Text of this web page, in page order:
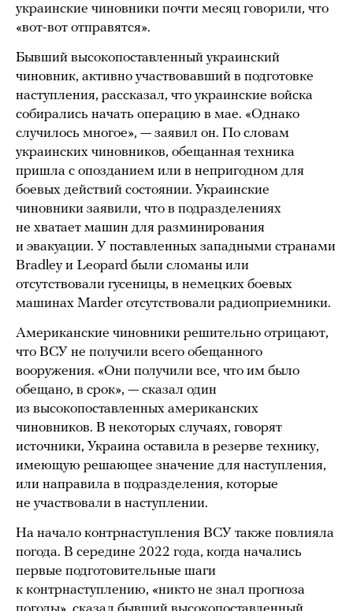
украинские чиновники почти месяц говорили, что
«вот-вот отправятся».
Бывший высокопоставленный украинский
чиновник, активно участвовавший в подготовке
наступления, рассказал, что украинские войска
собирались начать операцию в мае. «Однако
случилось многое», — заявил он. По словам
украинских чиновников, обещанная техника
пришла с опозданием или в непригодном для
боевых действий состоянии. Украинские
чиновники заявили, что в подразделениях
не хватает машин для разминирования
и эвакуации. У поставленных западными странами
Bradley и Leopard были сломаны или
отсутствовали гусеницы, в немецких боевых
машинах Marder отсутствовали радиоприемники.
Американские чиновники решительно отрицают,
что ВСУ не получили всего обещанного
вооружения. «Они получили все, что им было
обещано, в срок», — сказал один
из высокопоставленных американских
чиновников. В некоторых случаях, говорят
источники, Украина оставила в резерве технику,
имеющую решающее значение для наступления,
или направила в подразделения, которые
не участвовали в наступлении.
На начало контрнаступления ВСУ также повлияла
погода. В середине 2022 года, когда начались
первые подготовительные шаги
к контрнаступлению, «никто не знал прогноза